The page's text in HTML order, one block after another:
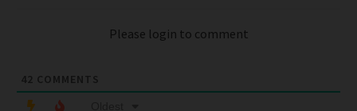
Please login to comment
42 COMMENTS